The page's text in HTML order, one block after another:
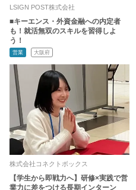
LSIGN POST株式会社
■キーエンス・外資金融への内定者
も！就活無双のスキルを習得しよ
う！
営業 大阪府
株式会社コネクトボックス
【学生から即戦力へ】研修×実践で営
業力に差をつける長期インターン